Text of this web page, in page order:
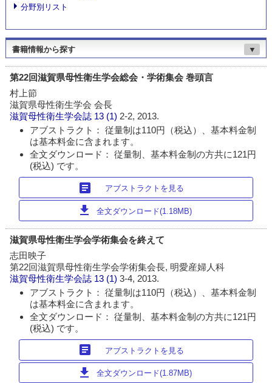
分野別リスト
書籍情報から探す ▼
第22回滋賀県母性衛生学会総会・学術集会 巻頭言
村上節
滋賀県母性衛生学会 会長
滋賀母性衛生学会誌 13 (1)2-2, 2013.
アブストラクト： 従量制は110円（税込）、基本料金制
は基本料金に含まれます。
全文ダウンロード： 従量制、基本料金制の方共に121円
(税込) です。
article アブストラクトを見る
download 全文ダウンロード(1.18MB)
滋賀県母性衛生学会学術集会を終えて
志田映子
第22回滋賀県母性衛生学会学術集会長, 明愛産婦人科
滋賀母性衛生学会誌 13 (1)3-4, 2013.
アブストラクト： 従量制は110円（税込）、基本料金制
は基本料金に含まれます。
全文ダウンロード： 従量制、基本料金制の方共に121円
(税込) です。
article アブストラクトを見る
download 全文ダウンロード(1.87MB)